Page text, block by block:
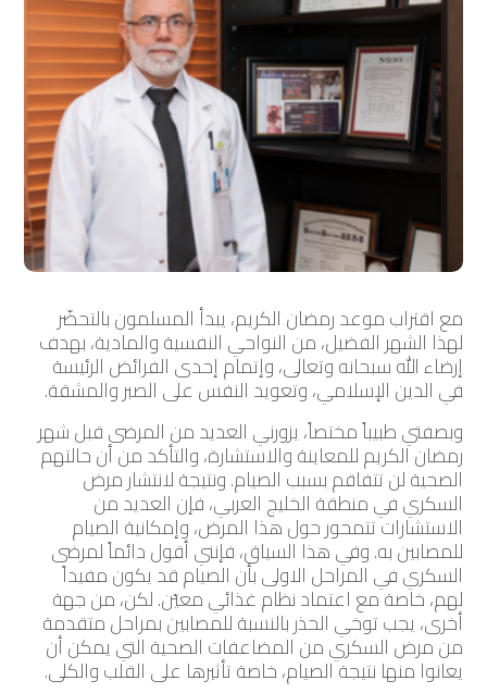
مع اقتراب موعد رمضان الكريم، يبدأ المسلمون بالتحضّر
لهذا الشهر الفضيل، من النواحي النفسية والمادية، بهدف
إرضاء الله سبحانه وتعالى، وإتمام إحدى الفرائض الرئيسة
في الدين الإسلامي، وتعويد النفس على الصبر والمشقة.
وبصفتي طبيباً مختصاً، يزورني العديد من المرضى قبل شهر
رمضان الكريم للمعاينة والاستشارة، والتأكد من أن حالتهم
الصحية لن تتفاقم بسبب الصيام. ونتيجة لانتشار مرض
السكري في منطقة الخليج العربي، فإن العديد من
الاستشارات تتمحور حول هذا المرض، وإمكانية الصيام
للمصابين به. وفي هذا السياق، فإنني أقول دائماً لمرضى
السكري في المراحل الاولى بأن الصيام قد يكون مفيداً
لهم، خاصة مع اعتماد نظام غذائي معيّن. لكن، من جهة
أخرى، يجب توخي الحذر بالنسبة للمصابين بمراحل متقدمة
من مرض السكري من المضاعفات الصحية التي يمكن أن
يعانوا منها نتيجة الصيام، خاصة تأثيرها على القلب والكلى.